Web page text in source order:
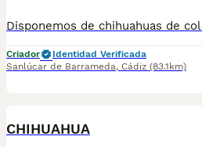
Criador
Identidad Verificada
Sanlúcar de Barrameda, Cádiz (83.1km)
CHIHUAHUA